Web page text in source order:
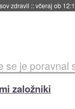
zdravil ::včeraj ob
se je poravnal
založniki